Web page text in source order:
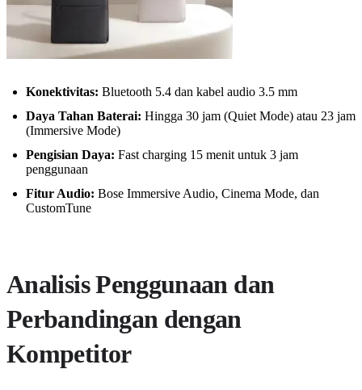
Konektivitas: Bluetooth 5.4 dan kabel audio 3.5 mm
Daya Tahan Baterai: Hingga 30 jam (Quiet Mode) atau 23 jam
(Immersive Mode)
Pengisian Daya: Fast charging 15 menit untuk 3 jam
penggunaan
Fitur Audio: Bose Immersive Audio, Cinema Mode, dan
CustomTune
Analisis Penggunaan dan
Perbandingan dengan
Kompetitor